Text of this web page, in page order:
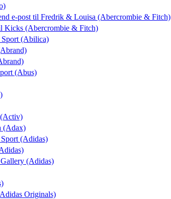
e-post til Fredrik & Louisa (Abercrombie & Fitch)
Kicks (Abercrombie & Fitch)
(Abilica)
(Abus)
(Adax)
(Adidas)
(Adidas)
Originals)